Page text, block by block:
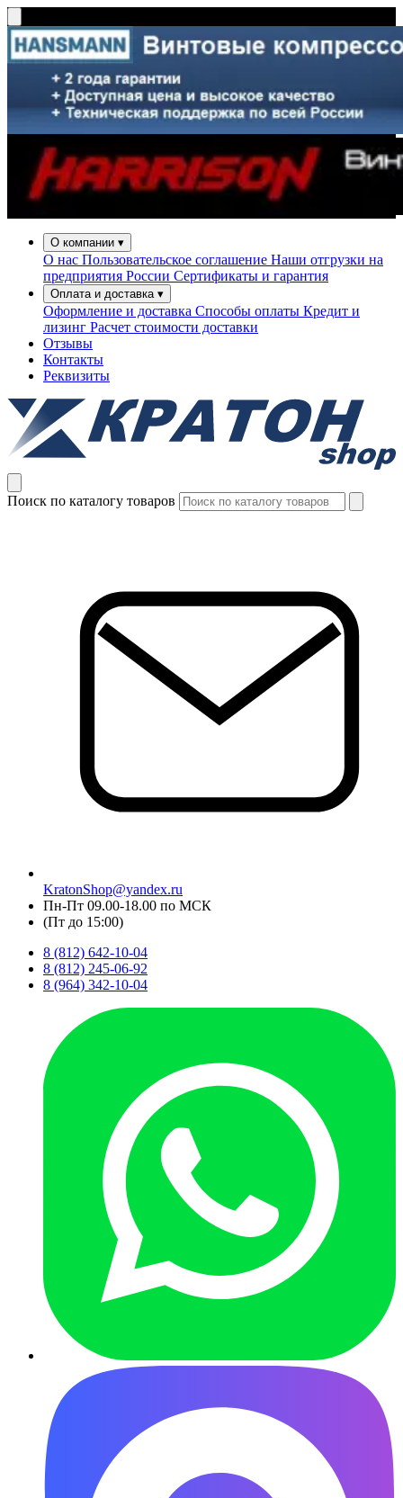
О компании ▾
О нас Пользовательское соглашение Наши отгрузки на
предприятия России Сертификаты и гарантия
Оплата и доставка ▾
Оформление и доставка Способы оплаты Кредит и
лизинг Расчет стоимости доставки
Отзывы
Контакты
Реквизиты
Поиск по каталогу товаров
KratonShop@yandex.ru
Пн-Пт 09.00-18.00 по МСК
(Пт до 15:00)
8 (812) 642-10-04
8 (812) 245-06-92
8 (964) 342-10-04